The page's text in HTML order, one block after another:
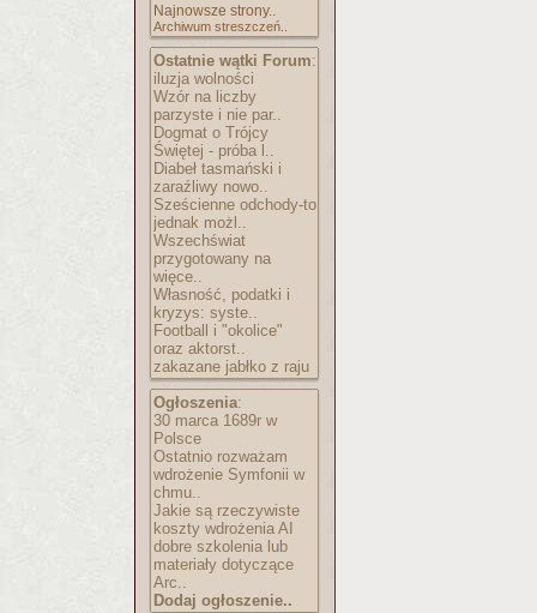
Najnowsze strony..
Archiwum streszczeń..
Ostatnie wątki Forum:
iluzja wolności
Wzór na liczby
parzyste i nie par..
Dogmat o Trójcy
Świętej - próba l..
Diabeł tasmański i
zaraźliwy nowo..
Sześcienne odchody-to
jednak możl..
Wszechświat
przygotowany na
więce..
Własność, podatki i
kryzys: syste..
Football i "okolice"
oraz aktorst..
zakazane jabłko z raju
Ogłoszenia:
30 marca 1689r w
Polsce
Ostatnio rozważam
wdrożenie Symfonii w
chmu..
Jakie są rzeczywiste
koszty wdrożenia AI
dobre szkolenia lub
materiały dotyczące
Arc..
Dodaj ogłoszenie..